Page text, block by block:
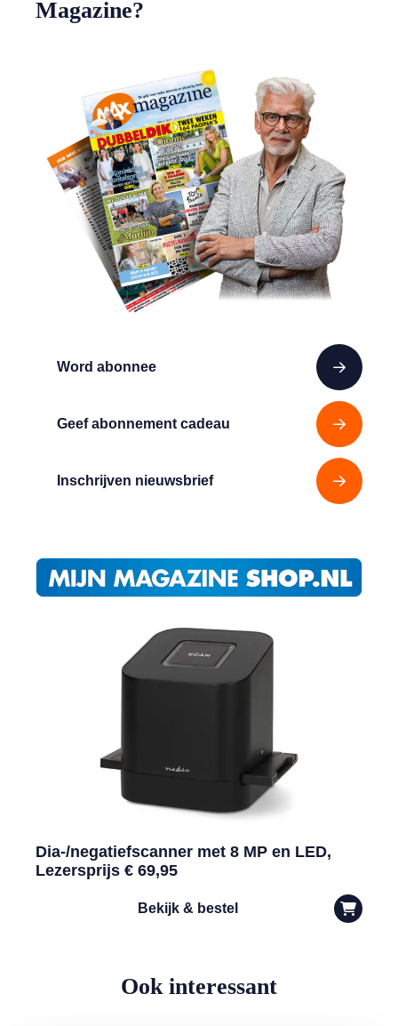
Word abonnee
Geef abonnement cadeau
Inschrijven nieuwsbrief
Magazine?
Dia-/negatiefscanner met 8 MP en LED,
Lezersprijs € 69,95
Bekijk & bestel
Ook interessant